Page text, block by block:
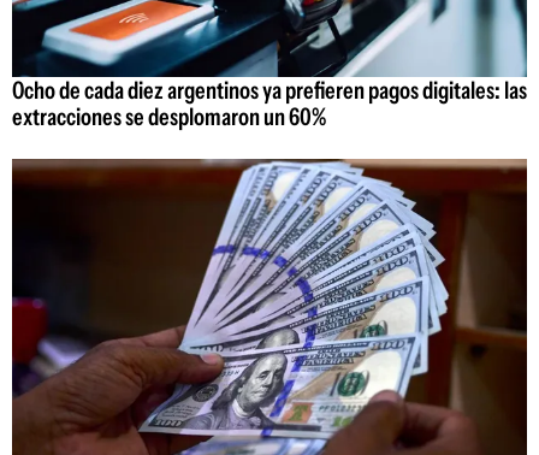
Ocho de cada diez argentinos ya prefieren pagos digitales: las
extracciones se desplomaron un 60%